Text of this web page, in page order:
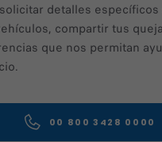
detalles
compartir tus
que nos permitan
00 800 3428 0000